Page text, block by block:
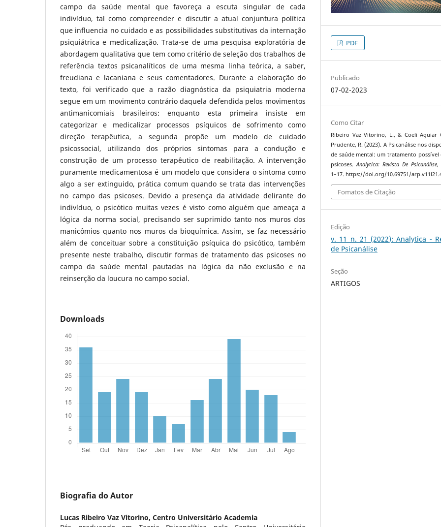
campo da saúde mental que favoreça a escuta singular de cada
indivíduo, tal como compreender e discutir a atual conjuntura política
que influencia no cuidado e as possibilidades substitutivas da internação
psiquiátrica e medicalização. Trata-se de uma pesquisa exploratória de
abordagem qualitativa que tem como critério de seleção dos trabalhos de
referência textos psicanalíticos de uma mesma linha teórica, a saber,
freudiana e lacaniana e seus comentadores. Durante a elaboração do
texto, foi verificado que a razão diagnóstica da psiquiatria moderna
segue em um movimento contrário daquela defendida pelos movimentos
antimanicomiais brasileiros: enquanto esta primeira insiste em
categorizar e medicalizar processos psíquicos de sofrimento como
direção terapêutica, a segunda propõe um modelo de cuidado
psicossocial, utilizando dos próprios sintomas para a condução e
construção de um processo terapêutico de reabilitação. A intervenção
puramente medicamentosa é um modelo que considera o sintoma como
algo a ser extinguido, prática comum quando se trata das intervenções
no campo das psicoses. Devido a presença da atividade delirante do
indivíduo, o psicótico muitas vezes é visto como alguém que ameaça a
lógica da norma social, precisando ser suprimido tanto nos muros dos
manicômios quanto nos muros da bioquímica. Assim, se faz necessário
além de conceituar sobre a constituição psíquica do psicótico, também
presente neste trabalho, discutir formas de tratamento das psicoses no
campo da saúde mental pautadas na lógica da não exclusão e na
reinserção da loucura no campo social.
Downloads
Biografia do Autor
Lucas Ribeiro Vaz Vitorino, Centro Universitário Academia
PDF
Publicado
07-02-2023
Como Citar
Ribeiro Vaz Vitorino, L., & Coeli Aguiar
Prudente, R. (2023). A Psicanálise nos
de saúde mental: um tratamento possível
psicoses.Analytica: Revista De Psicanálise,
1–17. https://doi.org/10.69751/
Fomatos de Citação
Edição
v. 11 n. 21 (2022): Analytica -
de Psicanálise
Seção
ARTIGOS